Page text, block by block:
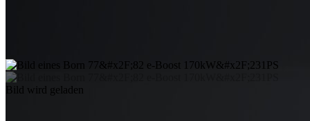
Bild wird geladen